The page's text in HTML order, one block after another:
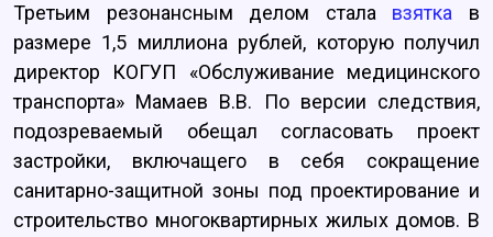
Третьим резонансным делом стала взятка в
размере 1,5 миллиона рублей, которую получил
директор КОГУП «Обслуживание медицинского
транспорта» Мамаев В.В. По версии следствия,
подозреваемый обещал согласовать проект
застройки, включащего в себя сокращение
санитарно-защитной зоны под проектирование и
строительство многоквартирных жилых домов. В